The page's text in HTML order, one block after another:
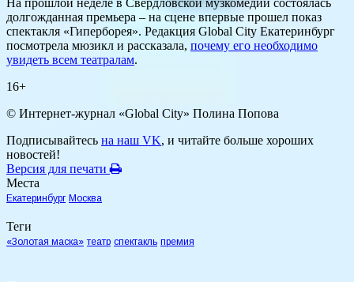
На прошлой неделе в Свердловской музкомедии состоялась
долгожданная премьера – на сцене впервые прошел показ
спектакля «Гиперборея». Редакция Global City Екатеринбург
посмотрела мюзикл и рассказала, почему его необходимо
увидеть всем театралам.
16+
© Интернет-журнал «Global City» Полина Попова
Подписывайтесь на наш VK, и читайте больше хороших
новостей!
Версия для печати
Места
Екатеринбург Москва
Теги
«Золотая маска» театр спектакль премия